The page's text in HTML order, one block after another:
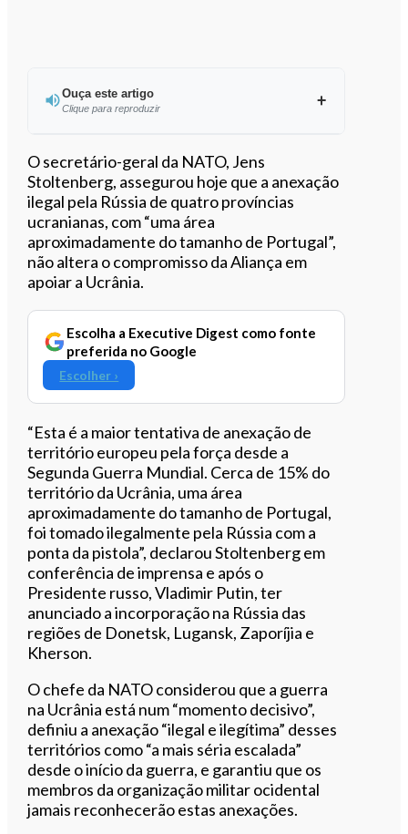
Ouça este artigo
Clique para reproduzir
Ouvir este artigo
O secretário-geral da NATO, Jens
Stoltenberg, assegurou hoje que a anexação
ilegal pela Rússia de quatro províncias
ucranianas, com “uma área
aproximadamente do tamanho de Portugal”,
não altera o compromisso da Aliança em
apoiar a Ucrânia.
Escolha a Executive Digest como fonte
preferida no Google
Escolher ›
“Esta é a maior tentativa de anexação de
território europeu pela força desde a
Segunda Guerra Mundial. Cerca de 15% do
território da Ucrânia, uma área
aproximadamente do tamanho de Portugal,
foi tomado ilegalmente pela Rússia com a
ponta da pistola”, declarou Stoltenberg em
conferência de imprensa e após o
Presidente russo, Vladimir Putin, ter
anunciado a incorporação na Rússia das
regiões de Donetsk, Lugansk, Zaporíjia e
Kherson.
O chefe da NATO considerou que a guerra
na Ucrânia está num “momento decisivo”,
definiu a anexação “ilegal e ilegítima” desses
territórios como “a mais séria escalada”
desde o início da guerra, e garantiu que os
membros da organização militar ocidental
jamais reconhecerão estas anexações.